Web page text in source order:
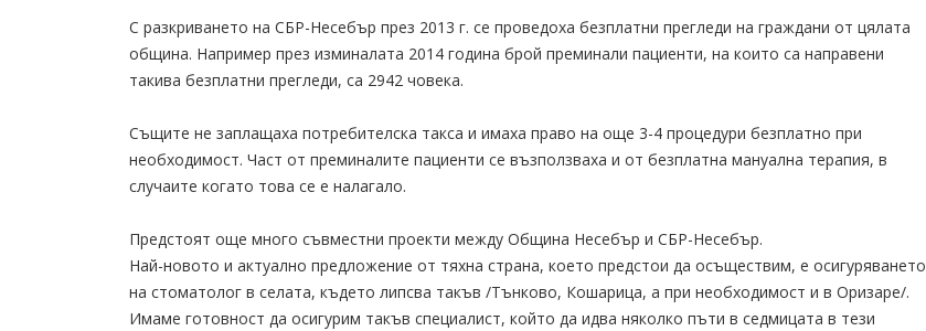
С разкриването на СБР-Несебър през 2013 г. се проведоха безплатни прегледи на граждани от цялата
община. Например през изминалата 2014 година брой преминали пациенти, на които са направени
такива безплатни прегледи, са 2942 човека.
Същите не заплащаха потребителска такса и имаха право на още 3-4 процедури безплатно при
необходимост. Част от преминалите пациенти се възползваха и от безплатна мануална терапия, в
случаите когато това се е налагало.
Предстоят още много съвместни проекти между Община Несебър и СБР-Несебър.
Най-новото и актуално предложение от тяхна страна, което предстои да осъществим, е осигуряването
на стоматолог в селата, където липсва такъв /Тънково, Кошарица, а при необходимост и в Оризаре/.
Имаме готовност да осигурим такъв специалист, който да идва няколко пъти в седмицата в тези